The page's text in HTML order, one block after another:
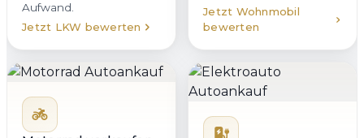
Aufwand.
Jetzt LKW bewerten
Jetzt Wohnmobil
bewerten